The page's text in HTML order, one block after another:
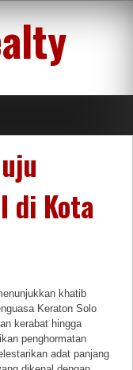
di Kota
khatib
Keraton Solo
kerabat hingga
penghormatan
adat panjang